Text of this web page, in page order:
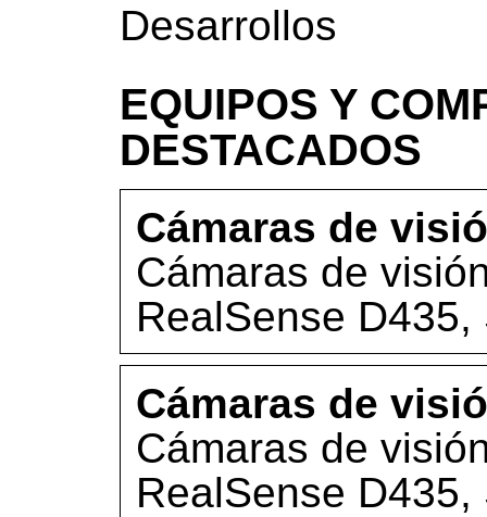
Desarrollos
EQUIPOS Y
DESTACADOS
Cámaras de
Cámaras de
RealSense
Cámaras de
Cámaras de
RealSense